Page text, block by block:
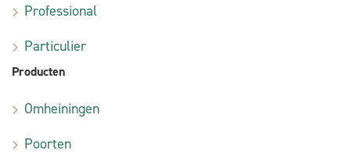
Professional
Particulier
Producten
Omheiningen
Poorten